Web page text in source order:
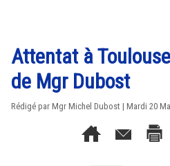
Attentat à
de Mgr Dubost
Rédigé par Mgr Michel Dubost | Mardi 20